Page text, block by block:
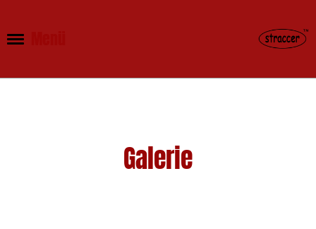
Galerie